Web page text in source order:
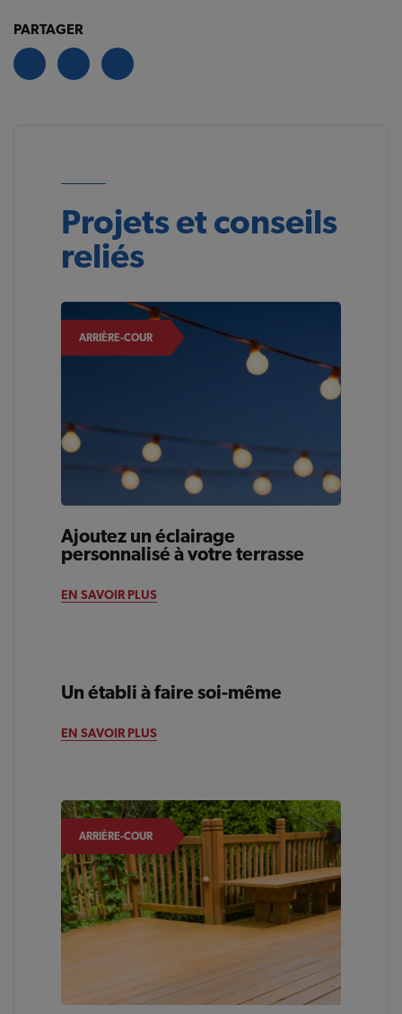
PARTAGER
Projets et conseils
reliés
ARRIÈRE-COUR
Ajoutez un éclairage
personnalisé à votre terrasse
EN SAVOIR PLUS
ARRIÈRE-COUR
Un établi à faire soi-même
EN SAVOIR PLUS
ARRIÈRE-COUR